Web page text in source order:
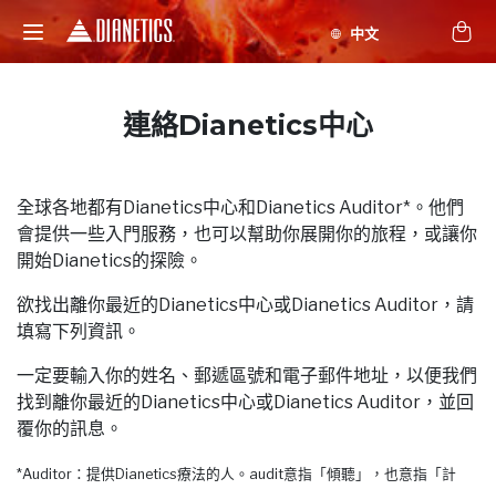
連絡Dianetics中心
全球各地都有Dianetics中心和Dianetics Auditor*。他們
會提供一些入門服務，也可以幫助你展開你的旅程，或讓你
開始Dianetics的探險。
欲找出離你最近的Dianetics中心或Dianetics Auditor，請
填寫下列資訊。
一定要輸入你的姓名、郵遞區號和電子郵件地址，以便我們
找到離你最近的Dianetics中心或Dianetics Auditor，並回
覆你的訊息。
*Auditor：提供Dianetics療法的人。audit意指「傾聽」，也意指「計